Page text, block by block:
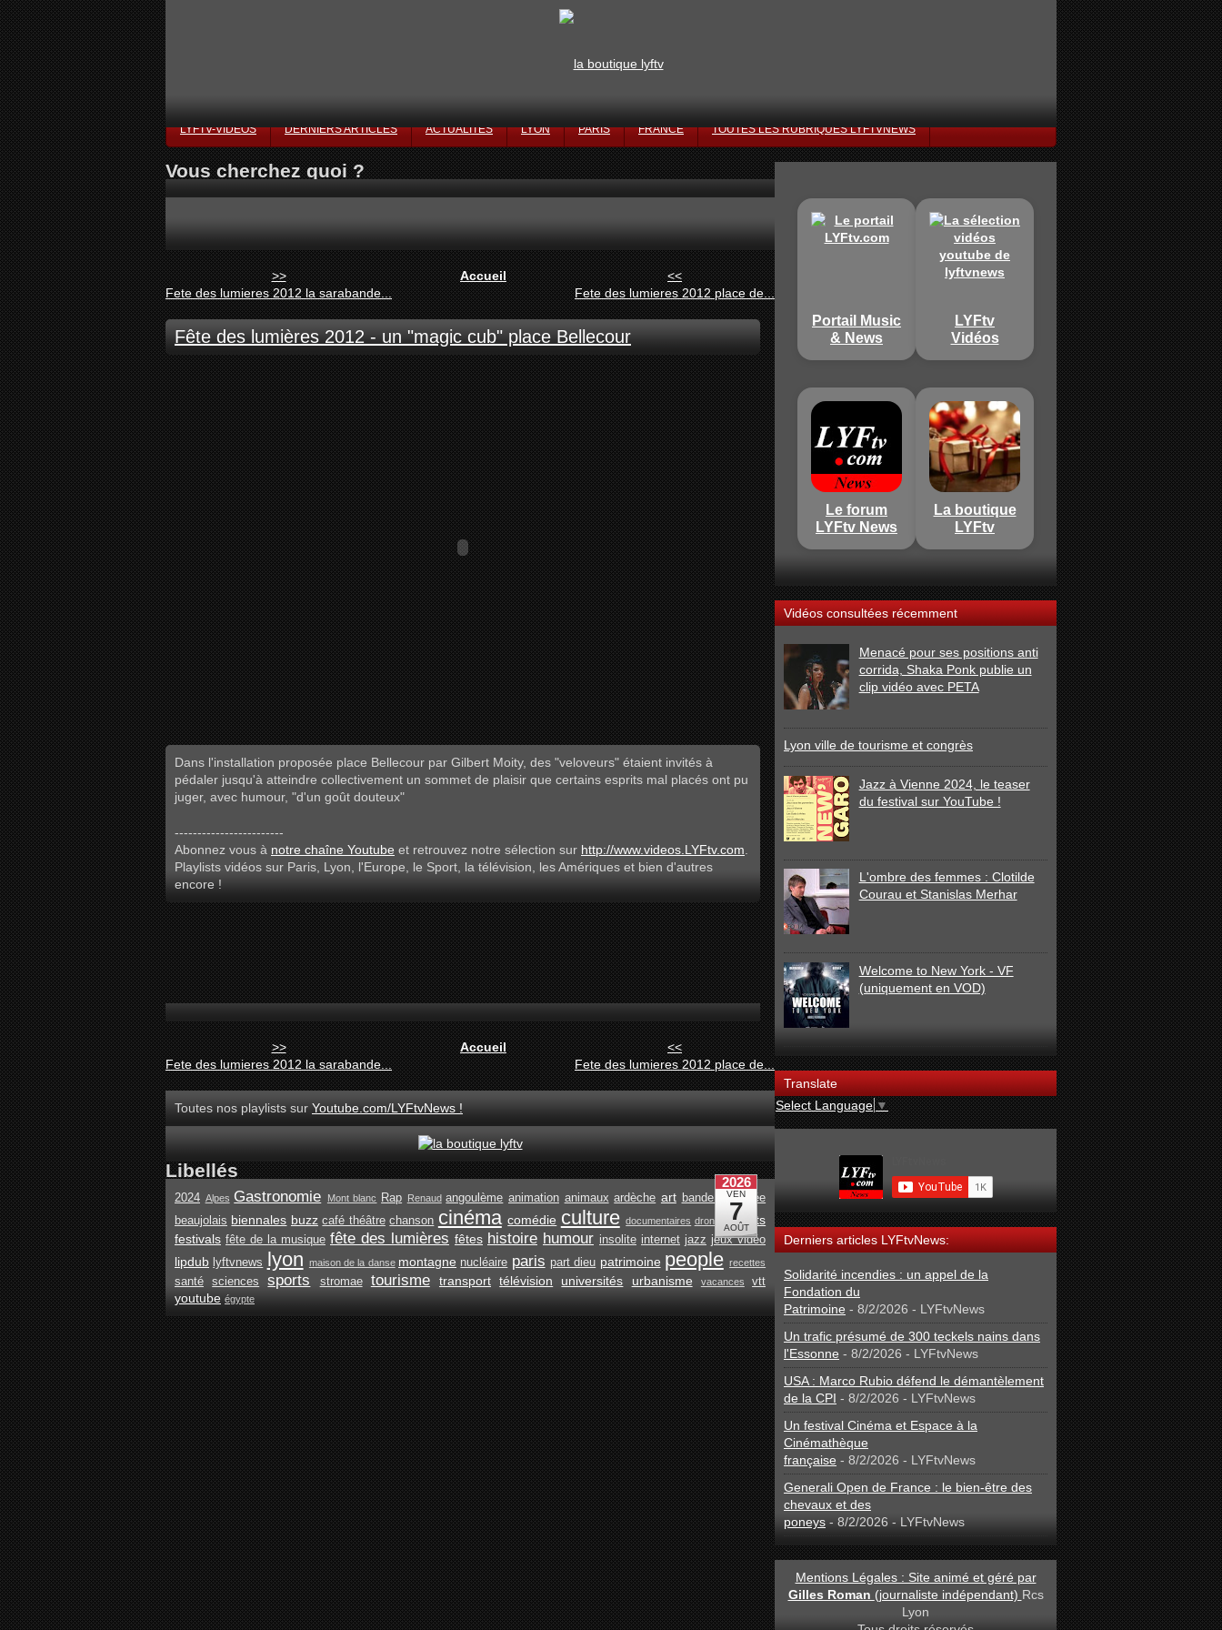
LYFTV-VIDÉOS DERNIERS ARTICLES ACTUALITÉS LYON PARIS FRANCE TOUTES LES RUBRIQUES LYFTVNEWS
Vous cherchez quoi ?
<<
Fete des lumieres 2012 place de...
>>
Fete des lumieres 2012 la sarabande...
Accueil
Fête des lumières 2012 - un "magic cub" place Bellecour
Dans l'installation proposée place Bellecour par Gilbert Moity, des "veloveurs" étaient invités à
pédaler jusqu'à atteindre collectivement un sommet de plaisir que certains esprits mal placés ont pu
juger, avec humour, "d'un goût douteux"
------------------------
Abonnez vous à notre chaîne Youtube et retrouvez notre sélection sur http://www.videos.LYFtv.com
Playlists vidéos sur Paris, Lyon, l'Europe, le Sport, la télévision, les Amériques et bien d'autres
encore !
<<
Fete des lumieres 2012 place de...
>>
Fete des lumieres 2012 la sarabande...
Accueil
Toutes nos playlists sur Youtube.com/LYFtvNews !
Libellés
2024 Alpes Gastronomie Mont blanc Rap Renaud angoulème animation animaux ardèche art bande dessinée
beaujolais biennales buzz café théâtre chanson cinéma comédie culture documentaires drone
enfants
festivals fête de la musique fête des lumières fêtes histoire humour insolite internet jazz jeux vidéo
lipdub lyftvnews lyon maison de la danse montagne nucléaire paris part dieu patrimoine people recettes
santé sciences sports stromae tourisme transport télévision universités urbanisme vacances vtt
youtube égypte
Portail Music
& News
LYFtv
Vidéos
Le forum
LYFtv News
La boutique
LYFtv
Vidéos consultées récemment
Menacé pour ses positions anti
corrida, Shaka Ponk publie un
clip vidéo avec PETA
Lyon ville de tourisme et congrès
Jazz à Vienne 2024, le teaser
du festival sur YouTube !
L'ombre des femmes : Clotilde
Courau et Stanislas Merhar
Welcome to New York - VF
(uniquement en VOD)
Translate
Select Language▼
Derniers articles LYFtvNews:
Solidarité incendies : un appel de la
Fondation du
Patrimoine - 8/2/2026 - LYFtvNews
Un trafic présumé de 300 teckels nains dans
l'Essonne - 8/2/2026 - LYFtvNews
USA : Marco Rubio défend le démantèlement
de la CPI - 8/2/2026 - LYFtvNews
Un festival Cinéma et Espace à la
Cinémathèque
française - 8/2/2026 - LYFtvNews
Generali Open de France : le bien-être des
chevaux et des
poneys - 8/2/2026 - LYFtvNews
Mentions Légales : Site animé et géré par
Gilles Roman (journaliste indépendant) Rcs
Lyon